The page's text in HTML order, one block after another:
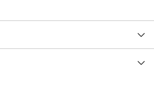
5000017341